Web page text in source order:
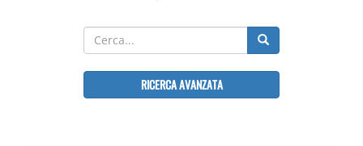
RICERCA AVANZATA